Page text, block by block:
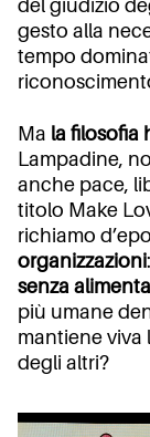
del giudizio
gesto alla
tempo
Ma la filosofia
Lampadine,
anche pace,
titolo Make
richiamo
organizzazioni:
senza
più umane
mantiene viva
degli altri?